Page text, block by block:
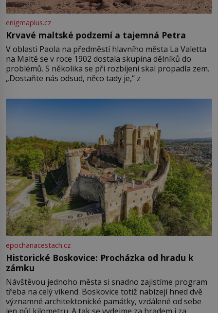
enigmaplus.cz
Krvavé maltské podzemí a tajemná Petra
V oblasti Paola na předměstí hlavního města La Valetta
na Maltě se v roce 1902 dostala skupina dělníků do
problémů. S několika se při rozbíjení skal propadla zem.
„Dostaňte nás odsud, něco tady je,“ z
epochanacestach.cz
Historické Boskovice: Procházka od hradu k
zámku
Návštěvou jednoho města si snadno zajistíme program
třeba na celý víkend. Boskovice totiž nabízejí hned dvě
významné architektonické památky, vzdálené od sebe